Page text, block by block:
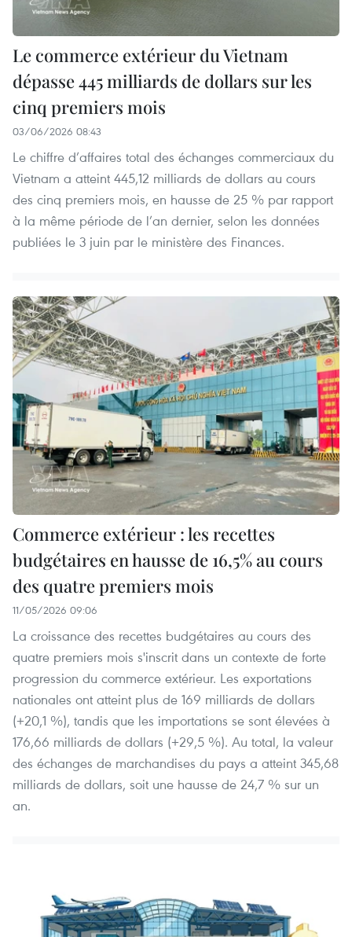
Le commerce extérieur du Vietnam
dépasse 445 milliards de dollars sur les
cinq premiers mois
03/06/2026 08:43
Le chiffre d’affaires total des échanges commerciaux du
Vietnam a atteint 445,12 milliards de dollars au cours
des cinq premiers mois, en hausse de 25 % par rapport
à la même période de l’an dernier, selon les données
publiées le 3 juin par le ministère des Finances.
Commerce extérieur : les recettes
budgétaires en hausse de 16,5% au cours
des quatre premiers mois
11/05/2026 09:06
La croissance des recettes budgétaires au cours des
quatre premiers mois s'inscrit dans un contexte de forte
progression du commerce extérieur. Les exportations
nationales ont atteint plus de 169 milliards de dollars
(+20,1 %), tandis que les importations se sont élevées à
176,66 milliards de dollars (+29,5 %). Au total, la valeur
des échanges de marchandises du pays a atteint 345,68
milliards de dollars, soit une hausse de 24,7 % sur un
an.